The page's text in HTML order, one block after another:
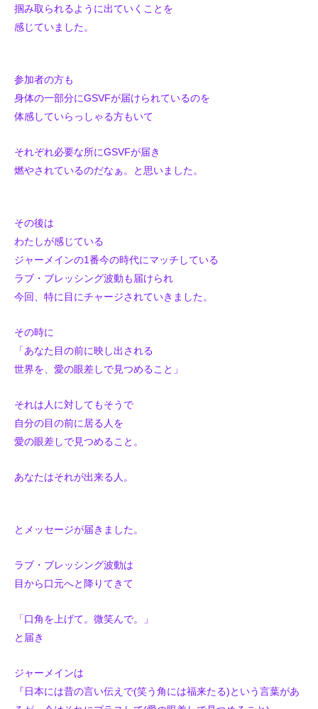
掴み取られるように出ていくことを
感じていました。
参加者の方も
身体の一部分にGSVFが届けられているのを
体感していらっしゃる方もいて
それぞれ必要な所にGSVFが届き
燃やされているのだなぁ。と思いました。
その後は
わたしが感じている
ジャーメインの1番今の時代にマッチしている
ラブ・ブレッシング波動も届けられ
今回、特に目にチャージされていきました。
その時に
「あなた目の前に映し出される
世界を、愛の眼差しで見つめること」
それは人に対してもそうで
自分の目の前に居る人を
愛の眼差しで見つめること。
あなたはそれが出来る人。
とメッセージが届きました。
ラブ・ブレッシング波動は
目から口元へと降りてきて
「口角を上げて。微笑んで。」
と届き
ジャーメインは
『日本には昔の言い伝えで(笑う角には福来たる)という言葉があ